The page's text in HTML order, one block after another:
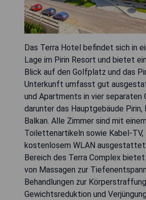
Das Terra Hotel befindet sich in
Lage im Pirin Resort und bietet
Blick auf den Golfplatz und das
Unterkunft umfasst gut
und Apartments in vier separaten
darunter das Hauptgebäude Pirin,
Balkan. Alle Zimmer sind mit
Toilettenartikeln sowie Kabel-TV,
kostenlosem WLAN
Bereich des Terra Complex bietet
von Massagen zur
Behandlungen zur
Gewichtsreduktion und